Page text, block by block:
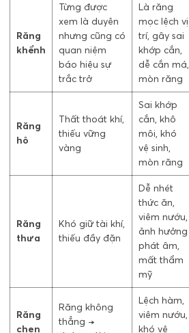
Răng
khểnh
Từng được
xem là duyên
nhưng cũng có
quan niệm
báo hiệu sự
trắc trở
Là răng
mọc lệch vị
trí, gây sai
khớp cắn,
dễ cắn má,
mòn răng
Răng
hô
Thất thoát khí,
thiếu vững
vàng
Sai khớp
cắn, khô
môi, khó
vệ sinh,
mòn răng
Răng
thưa
Khó giữ tài khí,
thiếu đầy đặn
Dễ nhét
thức ăn,
viêm nướu,
ảnh hưởng
phát âm,
mất thẩm
mỹ
Răng
chen
Răng không
thẳng →
Lệch hàm,
viêm nướu,
khó vệ